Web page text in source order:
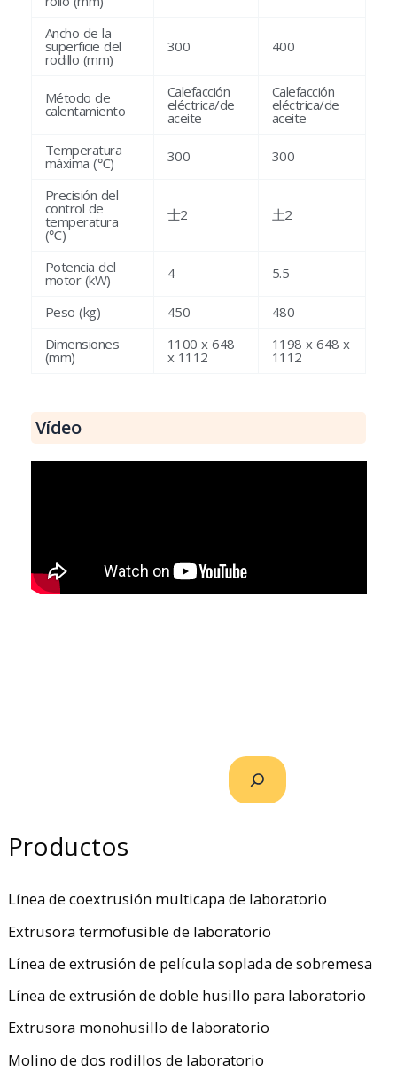
Productos
Línea de coextrusión multicapa de laboratorio
Extrusora termofusible de laboratorio
Línea de extrusión de película soplada de sobremesa
Línea de extrusión de doble husillo para laboratorio
Extrusora monohusillo de laboratorio
Molino de dos rodillos de laboratorio
Ancho de la
superficie del
rodillo (mm)
300 400
Método de
calentamiento
Calefacción
eléctrica/de
aceite
Calefacción
eléctrica/de
aceite
Temperatura
máxima (℃) 300 300
Precisión del
control de
temperatura
(℃)
士2 土2
Potencia del
motor (kW) 4 5.5
Peso (kg) 450
480
Dimensiones
(mm)
1100 x 648
x 1112
1198 x 648 x
1112
Vídeo